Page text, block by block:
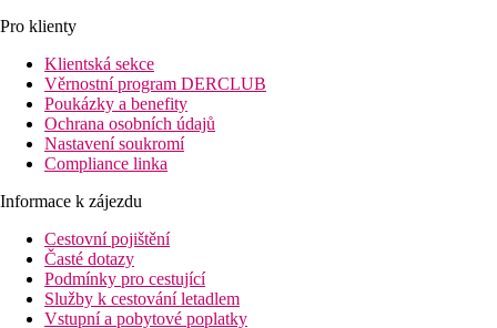
Pro klienty
Klientská sekce
Věrnostní program DERCLUB
Poukázky a benefity
Ochrana osobních údajů
Nastavení soukromí
Compliance linka
Informace k zájezdu
Cestovní pojištění
Časté dotazy
Podmínky pro cestující
Služby k cestování letadlem
Vstupní a pobytové poplatky